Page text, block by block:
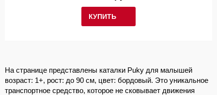
КУПИТЬ
На странице представлены каталки Puky для малышей
возраст: 1+, рост: до 90 см, цвет: бордовый. Это уникальное
транспортное средство, которое не сковывает движения